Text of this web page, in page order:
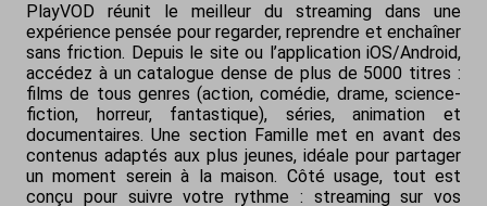
PlayVOD réunit le meilleur du streaming dans une
expérience pensée pour regarder, reprendre et enchaîner
sans friction. Depuis le site ou l’application iOS/Android,
accédez à un catalogue dense de plus de 5000 titres :
films de tous genres (action, comédie, drame, science-
fiction, horreur, fantastique), séries, animation et
documentaires. Une section Famille met en avant des
contenus adaptés aux plus jeunes, idéale pour partager
un moment serein à la maison. Côté usage, tout est
conçu pour suivre votre rythme : streaming sur vos